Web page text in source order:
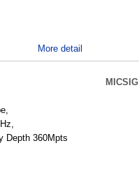
More detail
MICSIG
Depth 360Mpts